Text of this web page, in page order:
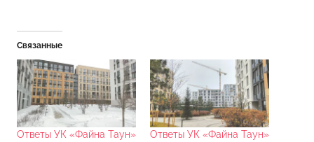
Связанные
Ответы УК «Файна Таун»
Ответы УК «Файна Таун»